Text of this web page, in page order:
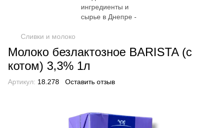
Сливки и молоко
Молоко безлактозное BARISTA (с
котом) 3,3% 1л
Артикул: 18.278 Оставить отзыв